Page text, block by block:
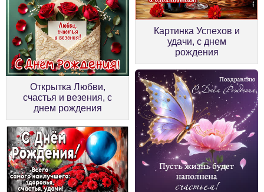
Открытка Любви,
счастья и везения, с
днем рождения
Картинка Успехов и
удачи, с днем
рождения